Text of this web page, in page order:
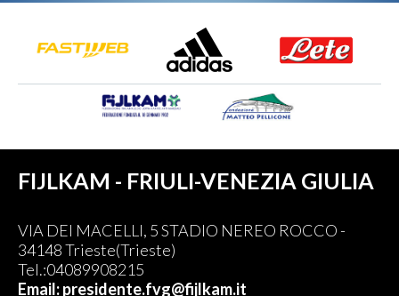
FIJLKAM - FRIULI-VENEZIA GIULIA
VIA DEI MACELLI, 5 STADIO NEREO ROCCO -
34148 Trieste(Trieste)
Tel.:04089908215
Email: presidente.fvg@fijlkam.it